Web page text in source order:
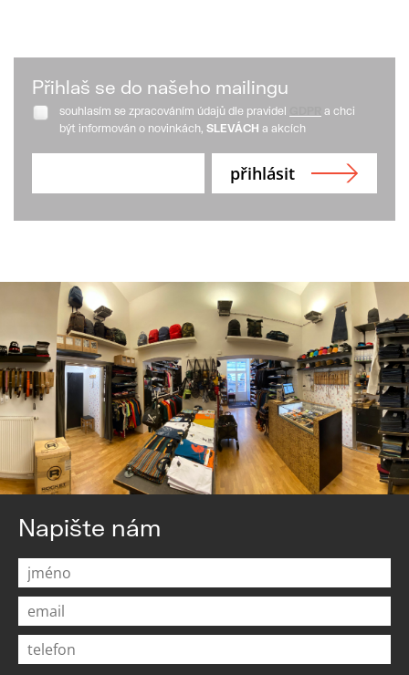
Přihlaš se do našeho mailingu
souhlasím se zpracováním údajů dle pravidel
a chci
být informován o novinkách, SLEVÁCH a akcích
Napište nám